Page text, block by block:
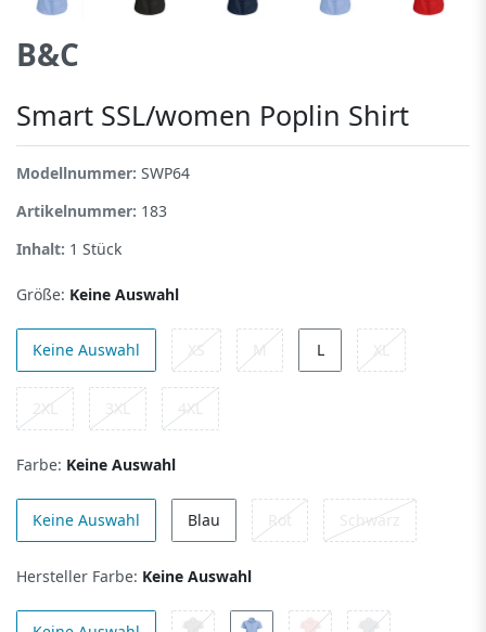
B&C
Smart SSL/women Poplin Shirt
Modellnummer: SWP64
Artikelnummer: 183
Inhalt: 1 Stück
Größe: Keine Auswahl
Keine Auswahl XS M L XL
2XL 3XL 4XL
Farbe: Keine Auswahl
Keine Auswahl Blau Rot Schwarz
Hersteller Farbe: Keine Auswahl